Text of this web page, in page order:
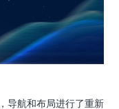
导航和布局进行了重新